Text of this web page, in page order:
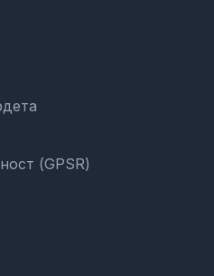
(GPSR)